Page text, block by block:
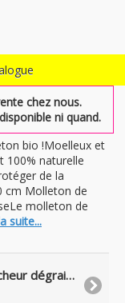
chez nous.
ni quand.
bio !Moelleux et
100% naturelle
de la
cm Molleton de
molleton de
suite...
Nettoyant Siphon déboucheur dégraisseur liquide naturel, 500 ml